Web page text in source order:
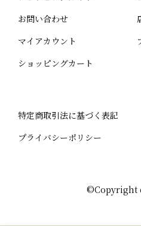
お問い合わせ
マイアカウント
ショッピングカート
特定商取引法に基づく表記
プライバシーポリシー
©Copyright